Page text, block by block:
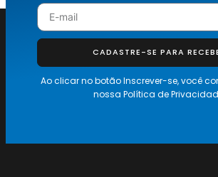
CADASTRE-SE PARA
Ao clicar no botão Inscrever-se, você
nossa Política de